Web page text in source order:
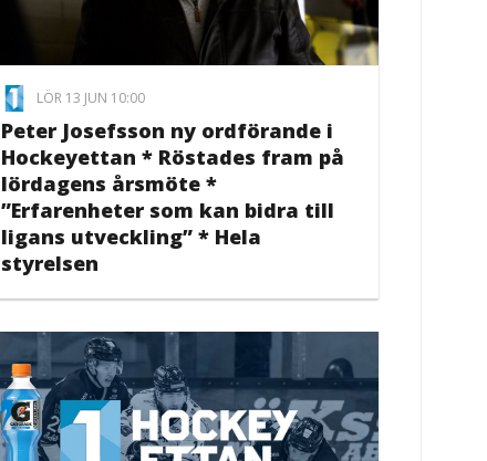
LÖR 13 JUN 10:00
Peter Josefsson ny ordförande i
Hockeyettan * Röstades fram på
lördagens årsmöte *
”Erfarenheter som kan bidra till
ligans utveckling” * Hela
styrelsen